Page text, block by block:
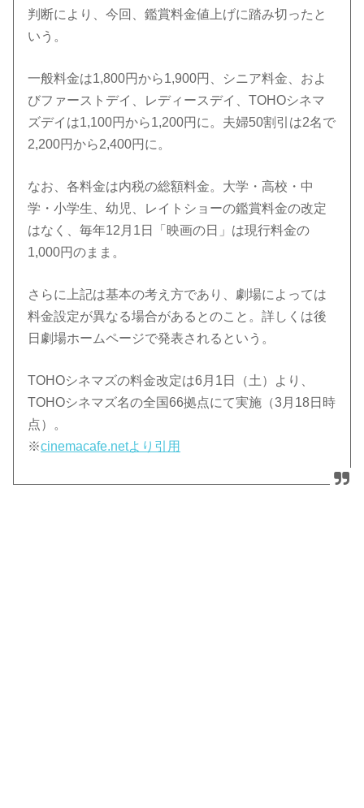
判断により、今回、鑑賞料金値上げに踏み切ったと
いう。
一般料金は1,800円から1,900円、シニア料金、およ
びファーストデイ、レディースデイ、TOHOシネマ
ズデイは1,100円から1,200円に。夫婦50割引は2名で
2,200円から2,400円に。
なお、各料金は内税の総額料金。大学・高校・中
学・小学生、幼児、レイトショーの鑑賞料金の改定
はなく、毎年12月1日「映画の日」は現行料金の
1,000円のまま。
さらに上記は基本の考え方であり、劇場によっては
料金設定が異なる場合があるとのこと。詳しくは後
日劇場ホームページで発表されるという。
TOHOシネマズの料金改定は6月1日（土）より、
TOHOシネマズ名の全国66拠点にて実施（3月18日時
点）。
※cinemacafe.netより引用